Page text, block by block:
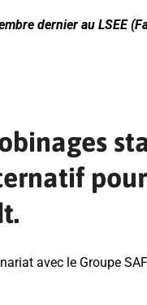
dernier au LSEE
avec le Groupe